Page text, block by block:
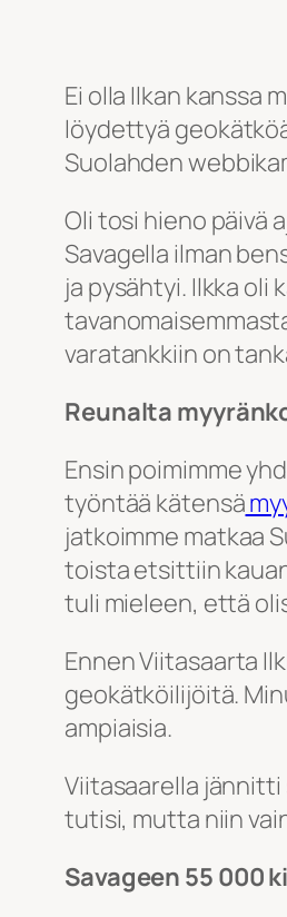
Ei olla Ilkan kanssa
löydettyä
Suolahden
Oli tosi hieno päivä
Savagella ilman
ja pysähtyi. Ilkka oli
varatankkiin on
Reunalta
Ensin poimimme
työntää kätensä
jatkoimme matkaa
toista etsittiin
tuli mieleen, että
Ennen Viitasaarta
geokätköilijöitä.
ampiaisia.
Viitasaarella
tutisi, mutta niin
Savageen 55 000